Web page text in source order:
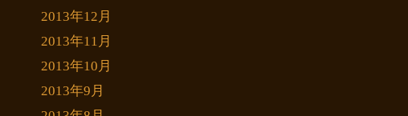
2013年12月
2013年11月
2013年10月
2013年9月